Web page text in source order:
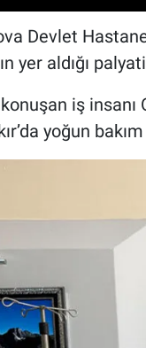
Devlet
yer aldığı
konuşan iş
yoğun